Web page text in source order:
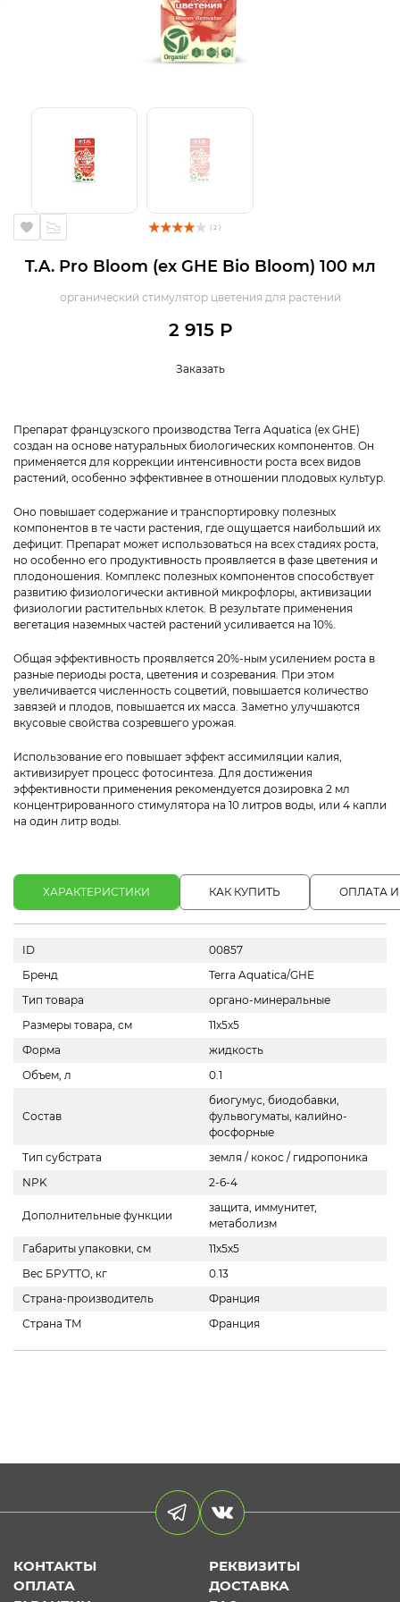
( 2 )
T.A. Pro Bloom (ex GHE Bio Bloom) 100 мл
органический стимулятор цветения для растений
2 915 Р
Заказать
Препарат французского производства Terra Aquatica (ex GHE)
создан на основе натуральных биологических компонентов. Он
применяется для коррекции интенсивности роста всех видов
растений, особенно эффективнее в отношении плодовых культур.
Оно повышает содержание и транспортировку полезных
компонентов в те части растения, где ощущается наибольший их
дефицит. Препарат может использоваться на всех стадиях роста,
но особенно его продуктивность проявляется в фазе цветения и
плодоношения. Комплекс полезных компонентов способствует
развитию физиологически активной микрофлоры, активизации
физиологии растительных клеток. В результате применения
вегетация наземных частей растений усиливается на 10%.
Общая эффективность проявляется 20%-ным усилением роста в
разные периоды роста, цветения и созревания. При этом
увеличивается численность соцветий, повышается количество
завязей и плодов, повышается их масса. Заметно улучшаются
вкусовые свойства созревшего урожая.
Использование его повышает эффект ассимиляции калия,
активизирует процесс фотосинтеза. Для достижения
эффективности применения рекомендуется дозировка 2 мл
концентрированного стимулятора на 10 литров воды, или 4 капли
на один литр воды.
ХАРАКТЕРИСТИКИ КАК КУПИТЬ ОПЛАТА
ID
00857
Бренд
Terra Aquatica/GHE
Тип товара
органо-минеральные
Размеры товара, см
11x5x5
Форма
жидкость
Объем, л
0.1
Состав
биогумус, биодобавки,
фульвогуматы, калийно-
фосфорные
Тип субстрата
земля / кокос / гидропоника
NPK
2-6-4
Дополнительные функции
защита, иммунитет,
метаболизм
Габариты упаковки, см
11х5х5
Вес БРУТТО, кг
0.13
Страна-производитель
Франция
Страна ТМ
Франция
КОНТАКТЫ
РЕКВИЗИТЫ
ОПЛАТА
ДОСТАВКА